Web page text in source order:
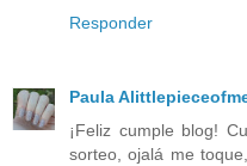
Responder
Paula
¡Feliz cumple blog!
sorteo, ojalá me